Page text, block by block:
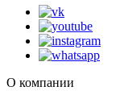
О компании